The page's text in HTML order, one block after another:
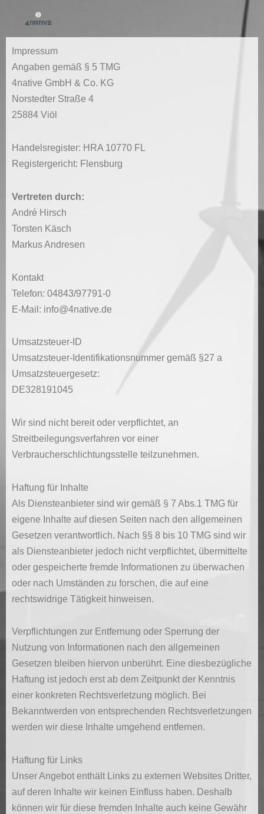
springen
Impressum
Angaben gemäß § 5 TMG
4native GmbH & Co. KG
Norstedter Straße 4
25884 Viöl
Handelsregister: HRA 10770 FL
Registergericht: Flensburg
Vertreten durch:
André Hirsch
Torsten Käsch
Markus Andresen
Kontakt
Telefon: 04843/97791-0
E-Mail: info@4native.de
Umsatzsteuer-ID
Umsatzsteuer-Identifikationsnummer gemäß §27 a
Umsatzsteuergesetz:
DE328191045
Wir sind nicht bereit oder verpflichtet, an
Streitbeilegungsverfahren vor einer
Verbraucherschlichtungsstelle teilzunehmen.
Haftung für Inhalte
Als Diensteanbieter sind wir gemäß § 7 Abs.1 TMG für
eigene Inhalte auf diesen Seiten nach den allgemeinen
Gesetzen verantwortlich. Nach §§ 8 bis 10 TMG sind wir
als Diensteanbieter jedoch nicht verpflichtet, übermittelte
oder gespeicherte fremde Informationen zu überwachen
oder nach Umständen zu forschen, die auf eine
rechtswidrige Tätigkeit hinweisen.
Verpflichtungen zur Entfernung oder Sperrung der
Nutzung von Informationen nach den allgemeinen
Gesetzen bleiben hiervon unberührt. Eine diesbezügliche
Haftung ist jedoch erst ab dem Zeitpunkt der Kenntnis
einer konkreten Rechtsverletzung möglich. Bei
Bekanntwerden von entsprechenden Rechtsverletzungen
werden wir diese Inhalte umgehend entfernen.
Haftung für Links
Unser Angebot enthält Links zu externen Websites Dritter,
auf deren Inhalte wir keinen Einfluss haben. Deshalb
können wir für diese fremden Inhalte auch keine Gewähr